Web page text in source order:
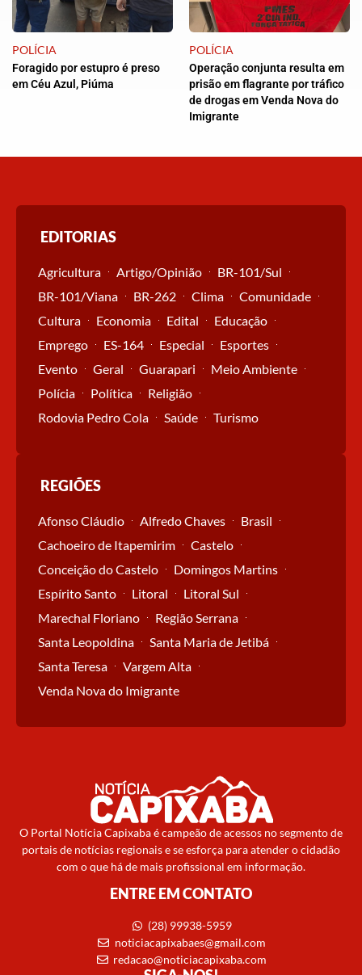
POLÍCIA
Foragido por estupro é preso
em Céu Azul, Piúma
POLÍCIA
Operação conjunta resulta em
prisão em flagrante por tráfico
de drogas em Venda Nova do
Imigrante
EDITORIAS
Agricultura Artigo/Opinião
BR-101/Sul
BR-101/Viana
BR-262 Clima
Comunidade
Cultura
Economia Edital
Educação
Emprego
ES-164 Especial
Esportes
Evento
Geral Guarapari
Meio Ambiente
Polícia
Política
Religião
Rodovia Pedro Cola
Saúde Turismo
REGIÕES
Afonso Cláudio Alfredo Chaves
Brasil
Cachoeiro de Itapemirim
Castelo
Conceição do Castelo
Domingos Martins
Espírito Santo
Litoral
Litoral Sul
Marechal Floriano
Região Serrana
Santa Leopoldina
Santa Maria de Jetibá
Santa Teresa
Vargem Alta
Venda Nova do Imigrante
O Portal Notícia Capixaba é campeão de acessos no segmento de
portais de notícias regionais e se esforça para atender o cidadão
com o que há de mais profissional em informação.
ENTRE EM CONTATO
(28) 99938-5959
noticiacapixabaes@gmail.com
redacao@noticiacapixaba.com